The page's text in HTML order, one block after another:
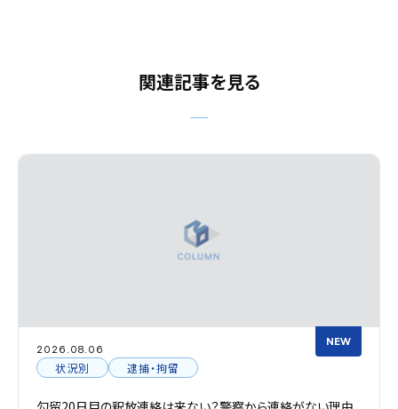
関連記事を見る
2026.08.06